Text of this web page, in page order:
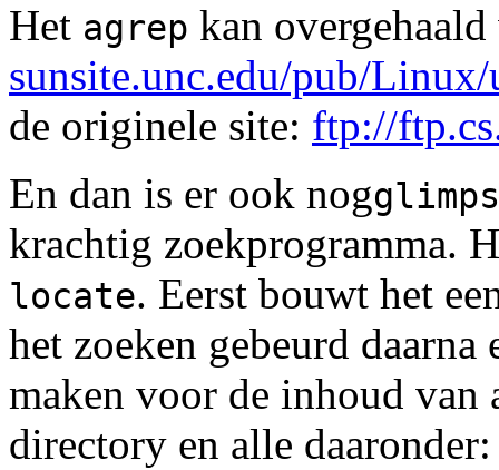
Het agrep kan
sunsite.unc.edu/pub/
de originele site: ftp://
En dan is er ook nog
krachtig zoekprogramma.
locate. Eerst bouwt het
het zoeken gebeurd
maken voor de inhoud van
directory en alle daaronder: